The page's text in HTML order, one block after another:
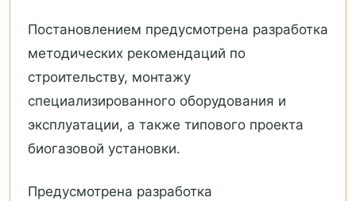
Постановлением предусмотрена разработка
методических рекомендаций по
строительству, монтажу
специализированного оборудования и
эксплуатации, а также типового проекта
биогазовой установки.
Предусмотрена разработка